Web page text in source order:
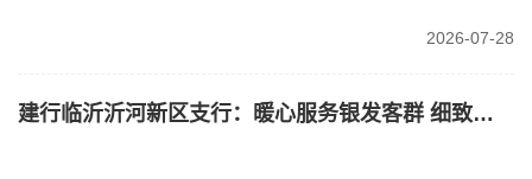
2026-07-28
建行临沂沂河新区支行：暖心服务银发客群 细致关怀解难题